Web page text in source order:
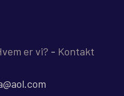
er vi? - Kontakt